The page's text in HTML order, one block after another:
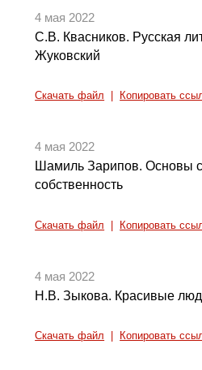
4 мая 2022
С.В. Квасников. Русская
Жуковский
Скачать файл Копировать
4 мая 2022
Шамиль Зарипов. Основы
собственность
Скачать файл Копировать
4 мая 2022
Н.В. Зыкова. Красивые
Скачать файл Копировать